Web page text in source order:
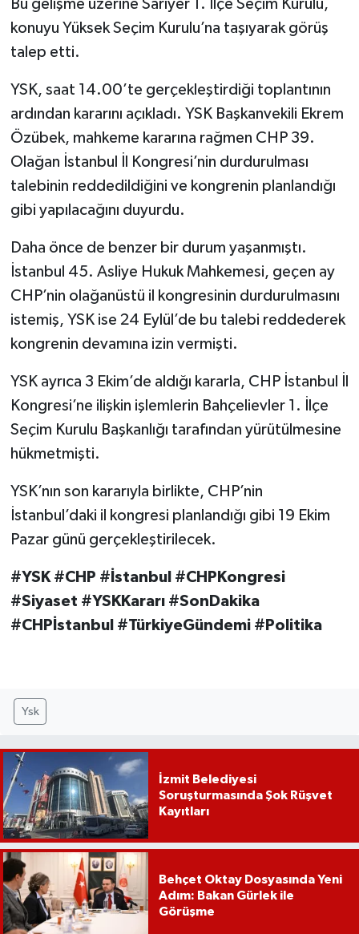
Bu gelişme üzerine Sarıyer 1. İlçe Seçim Kurulu,
konuyu Yüksek Seçim Kurulu’na taşıyarak görüş
talep etti.
YSK, saat 14.00’te gerçekleştirdiği toplantının
ardından kararını açıkladı. YSK Başkanvekili Ekrem
Özübek, mahkeme kararına rağmen CHP 39.
Olağan İstanbul İl Kongresi’nin durdurulması
talebinin reddedildiğini ve kongrenin planlandığı
gibi yapılacağını duyurdu.
Daha önce de benzer bir durum yaşanmıştı.
İstanbul 45. Asliye Hukuk Mahkemesi, geçen ay
CHP’nin olağanüstü il kongresinin durdurulmasını
istemiş, YSK ise 24 Eylül’de bu talebi reddederek
kongrenin devamına izin vermişti.
YSK ayrıca 3 Ekim’de aldığı kararla, CHP İstanbul İl
Kongresi’ne ilişkin işlemlerin Bahçelievler 1. İlçe
Seçim Kurulu Başkanlığı tarafından yürütülmesine
hükmetmişti.
YSK’nın son kararıyla birlikte, CHP’nin
İstanbul’daki il kongresi planlandığı gibi 19 Ekim
Pazar günü gerçekleştirilecek.
#YSK #CHP #İstanbul #CHPKongresi
#Siyaset #YSKKararı #SonDakika
#CHPİstanbul #TürkiyeGündemi #Politika
Ysk
İzmit Belediyesi
Soruşturmasında Şok Rüşvet
Kayıtları
Behçet Oktay Dosyasında Yeni
Adım: Bakan Gürlek ile
Görüşme